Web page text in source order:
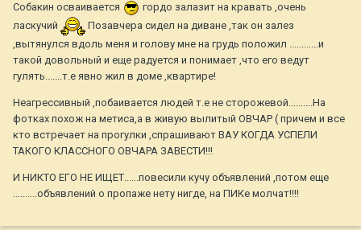
Собакин осваивается
гордо залазит на кравать ,очень
ласкучий
Позавчера сидел на диване ,так он залез
,вытянулся вдоль меня и голову мне на грудь положил ............и
такой довольный и еще радуется и понимает ,что его ведут
гулять.......т.е явно жил в доме ,квартире!
Неагрессивный ,побаивается людей т.е не сторожевой..........На
фотках похож на метиса,а в живую вылитый ОВЧАР ( причем и все
кто встречает на прогулки ,спрашивают ВАУ КОГДА УСПЕЛИ
ТАКОГО КЛАССНОГО ОВЧАРА ЗАВЕСТИ!!!
И НИКТО ЕГО НЕ ИЩЕТ......повесили кучу объявлений ,потом еще
..........объявлений о пропаже нету нигде, на ПИКе молчат!!!!